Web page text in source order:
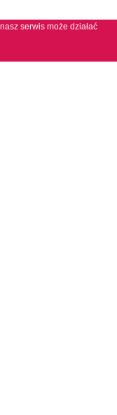
serwis może działać